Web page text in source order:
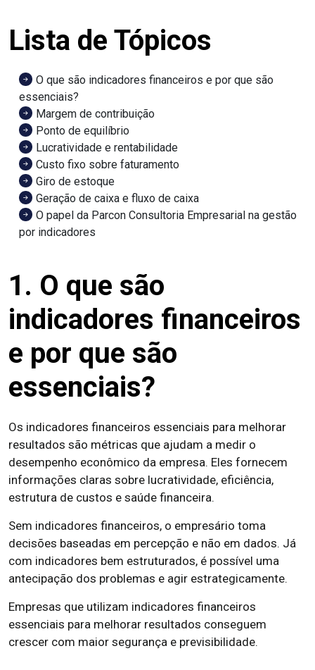
Lista de Tópicos
O que são indicadores financeiros e por que são
essenciais?
Margem de contribuição
Ponto de equilíbrio
Lucratividade e rentabilidade
Custo fixo sobre faturamento
Giro de estoque
Geração de caixa e fluxo de caixa
O papel da Parcon Consultoria Empresarial na gestão
por indicadores
1. O que são
indicadores financeiros
e por que são
essenciais?
Os indicadores financeiros essenciais para melhorar
resultados são métricas que ajudam a medir o
desempenho econômico da empresa. Eles fornecem
informações claras sobre lucratividade, eficiência,
estrutura de custos e saúde financeira.
Sem indicadores financeiros, o empresário toma
decisões baseadas em percepção e não em dados. Já
com indicadores bem estruturados, é possível uma
antecipação dos problemas e agir estrategicamente.
Empresas que utilizam indicadores financeiros
essenciais para melhorar resultados conseguem
crescer com maior segurança e previsibilidade.